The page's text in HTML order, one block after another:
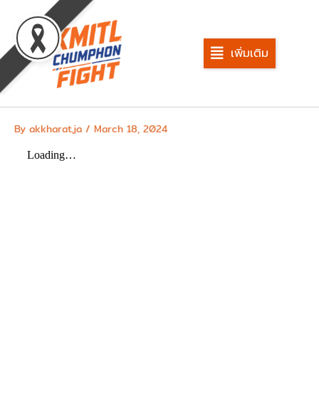
content
เพิ่มเติม
By akkharat.ja / March 18, 2024